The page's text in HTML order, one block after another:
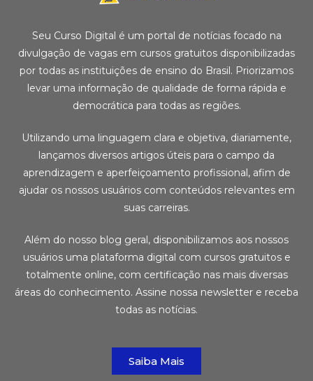
Seu Curso Digital é um portal de notícias focado na
divulgação de vagas em cursos gratuitos disponibilizadas
por todas as instituições de ensino do Brasil. Priorizamos
levar uma informação de qualidade de forma rápida e
democrática para todas as regiões.
Utilizando uma linguagem clara e objetiva, diariamente,
lançamos diversos artigos úteis para o campo da
aprendizagem e aperfeiçoamento profissional, afim de
ajudar os nossos usuários com conteúdos relevantes em
suas carreiras.
Além do nosso blog geral, disponibilizamos aos nossos
usuários uma plataforma digital com cursos gratuitos e
totalmente online, com certificação nas mais diversas
áreas do conhecimento. Assine nossa newsletter e receba
todas as notícias.
Saiba Mais